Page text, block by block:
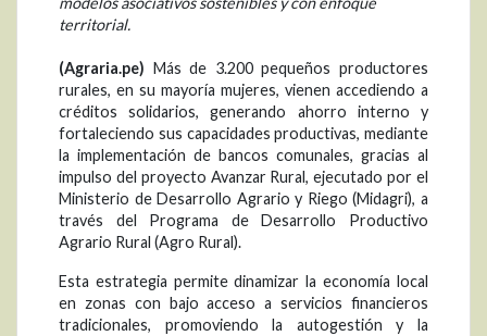
territorial.
(Agraria.pe) Más de 3.200 pequeños productores
rurales, en su mayoría mujeres, vienen accediendo a
créditos solidarios, generando ahorro interno y
fortaleciendo sus capacidades productivas, mediante
la implementación de bancos comunales, gracias al
impulso del proyecto Avanzar Rural, ejecutado por el
Ministerio de Desarrollo Agrario y Riego (Midagri), a
través del Programa de Desarrollo Productivo
Agrario Rural (Agro Rural).
Esta estrategia permite dinamizar la economía local
en zonas con bajo acceso a servicios financieros
tradicionales, promoviendo la autogestión y la